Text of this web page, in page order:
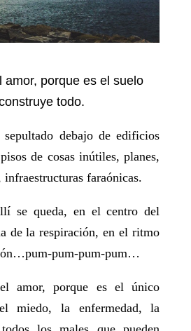
amor, porque es el suelo
todo.
debajo de edificios
de cosas inútiles, planes,
faraónicas.
se queda, en el centro del
de la respiración, en el ritmo
pum-pum-pum…
amor, porque es el único
miedo, la enfermedad, la